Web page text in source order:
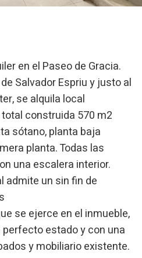
en el Paseo de Gracia.
Salvador Espriu y justo al
se alquila local
construida 570 m2
sótano, planta baja
planta. Todas las
una escalera interior.
admite un sin fin de
se ejerce en el inmueble,
estado y con una
y mobiliario existente.
Siempre activas
propias para recopilar
de mejorar nuestros servicios.
la aceptación de la
pudiendo, si así lo desea,
en su disco duro, aunque
dicha acción podrá ocasionar
de la página web.
y análisis del
este tipo de cookies se
de la web para la
de los usuarios con
función del análisis de los
usuarios del servicio. Permiten